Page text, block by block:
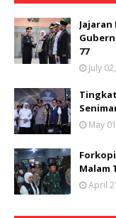
77
July
May
Malam
April